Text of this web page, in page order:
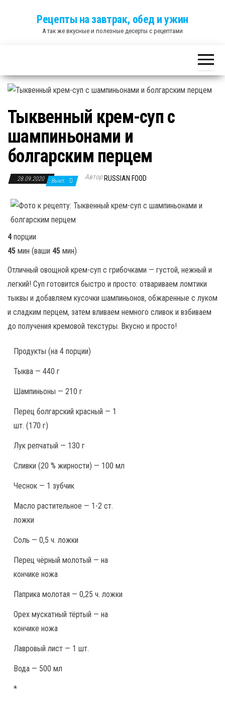
Рецепты на завтрак, обед и ужин
А так же вкусные и полезные десерты с рецептами
Тыквенный крем-суп с
шампиньонами и
болгарским перцем
28.09.2020 Выкл. Автор RUSSIAN FOOD
4 порции
45 мин (ваши 45 мин)
Отличный овощной крем-суп с грибочками — густой, нежный и
легкий! Суп готовится быстро и просто: отвариваем ломтики
тыквы и добавляем кусочки шампиньонов, обжаренные с луком
и сладким перцем, затем вливаем немного сливок и взбиваем
до получения кремовой текстуры. Вкусно и просто!
Продукты (на 4 порции)
Тыква — 440 г
Шампиньоны — 210 г
Перец болгарский красный — 1
шт. (170 г)
Лук репчатый — 130 г
Сливки (20 % жирности) — 100 мл
Чеснок — 1 зубчик
Масло растительное — 1-2 ст.
ложки
Соль — 0,5 ч. ложки
Перец чёрный молотый — на
кончике ножа
Паприка молотая — 0,25 ч. ложки
Орех мускатный тёртый — на
кончике ножа
Лавровый лист — 1 шт.
Вода — 500 мл
*